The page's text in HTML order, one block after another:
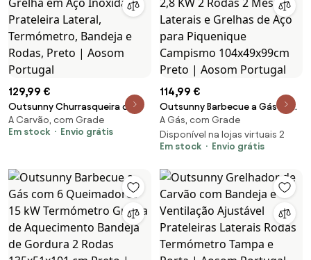
129,99 €
Outsunny Churrasqueira de
Carvão Portátil com Grelha em
Aço Inoxidável, Prateleira
A Carvão, com Grade
Em stock
Envio grátis
114,99 €
Outsunny Barbecue a Gás com
2 Queimadores 2,8 KW 2 Rodas
2 Mesas Laterais e Grelhas de
Aço para Piquenique Campismo
Portugal
A Gás, com Grade
Disponível na lojas virtuais 2
Em stock
Envio grátis